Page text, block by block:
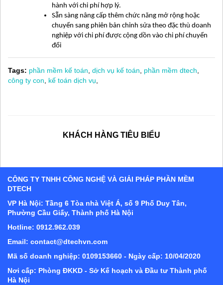
hành với chi phí hợp lý.
Sẵn sàng nâng cấp thêm chức năng mở rộng hoặc
chuyển sang phiên bản chỉnh sửa theo đặc thù doanh
nghiệp với chi phí được cộng dồn vào chi phí chuyển
đổi
Tags: phần mềm kế toán dịch vụ kế toán phần mềm dtech
công ty con
kế toán dịch vụ
KHÁCH HÀNG TIÊU BIỂU
CÔNG TY TNHH CÔNG NGHỆ VÀ GIẢI PHÁP PHẦN MỀM
DTECH
VP Hà Nội: Tầng 6 Tòa nhà Việt Á, số 9 Phố Duy Tân,
Phường Cầu Giấy, Thành phố Hà Nội
Hotline: 0912.962.039
Email: contact@dtechvn.com
Mã số doanh nghiệp: 0109153660 - Ngày cấp: 10/04/2020
Nơi cấp: Phòng ĐKKD - Sở Kế hoạch và Đầu tư Thành phố
Hà Nội